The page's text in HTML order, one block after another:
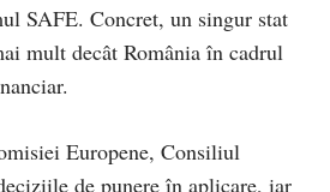
SAFE. Concret, un singur stat
mult decât România în cadrul
Europene, Consiliul
de punere în aplicare, iar